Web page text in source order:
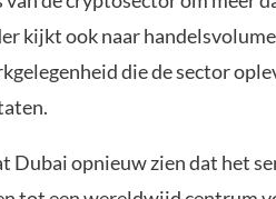
kijkt ook naar
die de sector
Dubai opnieuw zien dat het